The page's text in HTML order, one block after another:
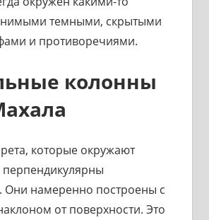
темными, скрытыми
и противоречиями.
колонны
которые окружают
перпендикулярны
Они намеренно построены с
от поверхности. Это